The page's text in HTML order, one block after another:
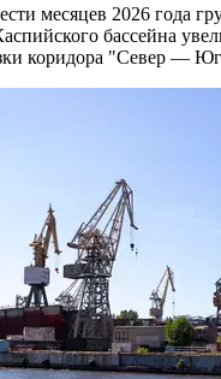
месяцев 2026 года
бассейна
коридора "Север —